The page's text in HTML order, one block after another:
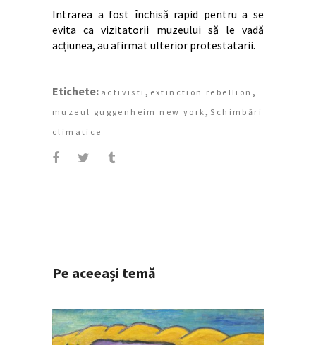
Intrarea a fost închisă rapid pentru a se
evita ca vizitatorii muzeului să le vadă
acțiunea, au afirmat ulterior protestatarii.
Etichete: activisti , extinction rebellion ,
muzeul guggenheim new york,Schimbări
climatice
Pe aceeași temă